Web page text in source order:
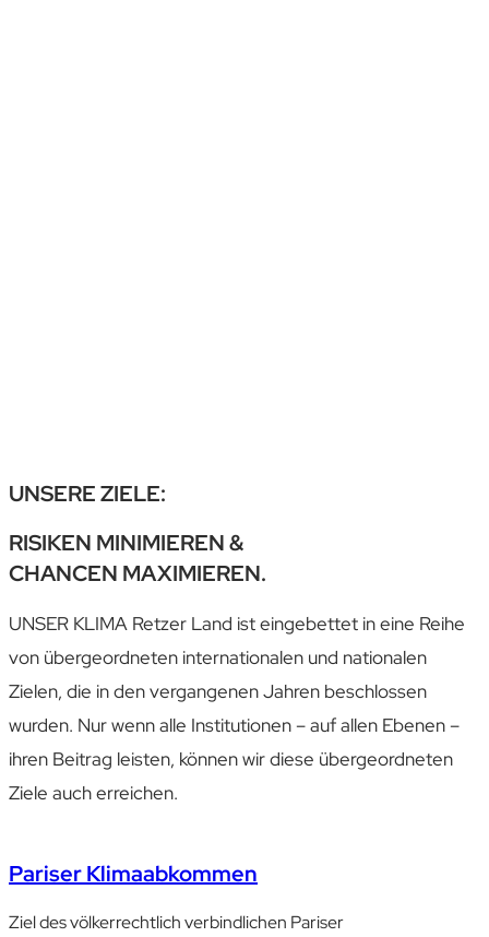
UNSERE ZIELE:
RISIKEN MINIMIEREN &
CHANCEN MAXIMIEREN.
UNSER KLIMA Retzer Land ist ein­gebettet in eine Reihe
von über­geordneten inter­nationalen und nationalen
Zielen, die in den vergangenen Jahren beschlossen
wurden. Nur wenn alle Institutionen – auf allen Ebenen –
ihren Beitrag leisten, können wir diese über­geordneten
Ziele auch erreichen.
Pariser Klimaabkommen
Ziel des völker­rechtlich ver­bindlichen Pariser